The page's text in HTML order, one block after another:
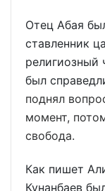
Отец Абая
ставленник
религиозный
был
поднял
момент,
свобода.
Как пишет
Кунанбаев